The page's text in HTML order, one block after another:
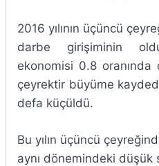
2016 yılının üçüncü
darbe girişiminin
ekonomisi 0.8 oranında
çeyrektir büyüme
defa küçüldü.
Bu yılın üçüncü
aynı dönemindeki